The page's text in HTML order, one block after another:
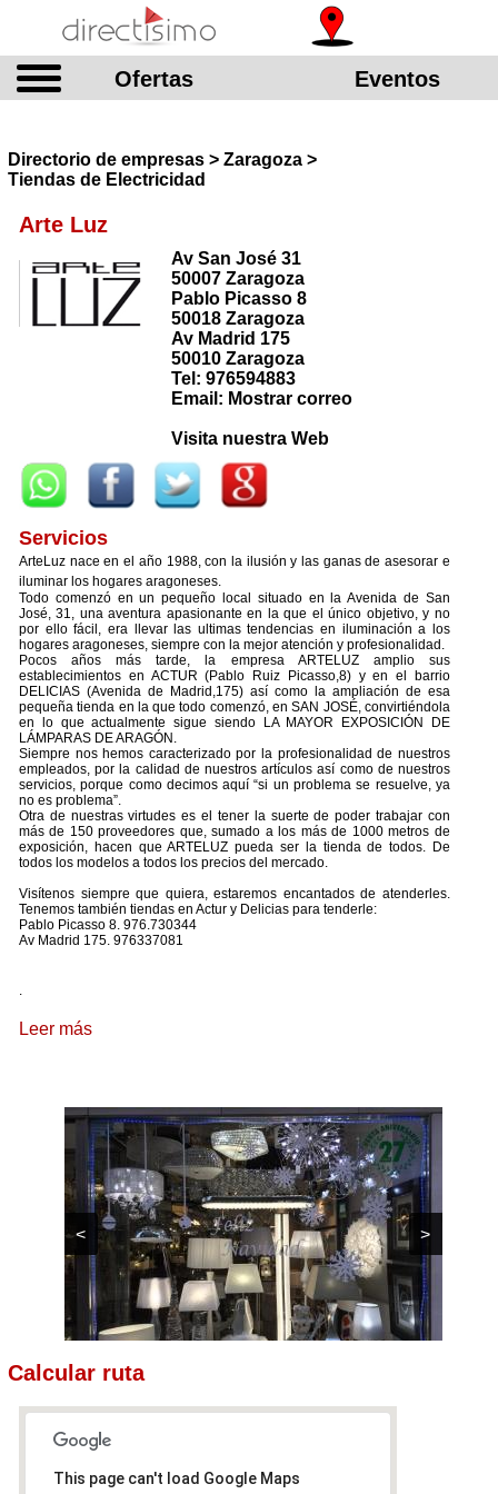
Ofertas Eventos
Directorio de empresas > Zaragoza >
Tiendas de Electricidad
Arte Luz
Av San José 31
50007 Zaragoza
Pablo Picasso 8
50018 Zaragoza
Av Madrid 175
50010 Zaragoza
Tel: 976594883
Email: Mostrar correo
Visita nuestra Web
Servicios
ArteLuz nace en el año 1988, con la ilusión y las ganas de asesorar e
iluminar los hogares aragoneses.
Todo comenzó en un pequeño local situado en la Avenida de San
José, 31, una aventura apasionante en la que el único objetivo, y no
por ello fácil, era llevar las ultimas tendencias en iluminación a los
hogares aragoneses, siempre con la mejor atención y profesionalidad.
Pocos años más tarde, la empresa ARTELUZ amplio sus
establecimientos en ACTUR (Pablo Ruiz Picasso,8) y en el barrio
DELICIAS (Avenida de Madrid,175) así como la ampliación de esa
pequeña tienda en la que todo comenzó, en SAN JOSÉ, convirtiéndola
en lo que actualmente sigue siendo LA MAYOR EXPOSICIÓN DE
LÁMPARAS DE ARAGÓN.
Siempre nos hemos caracterizado por la profesionalidad de nuestros
empleados, por la calidad de nuestros artículos así como de nuestros
servicios, porque como decimos aquí “si un problema se resuelve, ya
no es problema”.
Otra de nuestras virtudes es el tener la suerte de poder trabajar con
más de 150 proveedores que, sumado a los más de 1000 metros de
exposición, hacen que ARTELUZ pueda ser la tienda de todos. De
todos los modelos a todos los precios del mercado.
Visítenos siempre que quiera, estaremos encantados de atenderles.
Tenemos también tiendas en Actur y Delicias para tenderle:
Pablo Picasso 8. 976.730344
Av Madrid 175. 976337081
.
Leer más
< >
Calcular ruta
This page can't load Google Maps